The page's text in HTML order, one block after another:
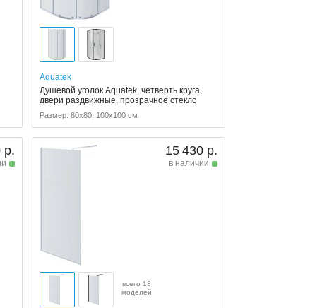
Aquatek
Душевой уголок Aquatek, четверть круга,
двери раздвижные, прозрачное стекло
Размер: 80x80, 100x100 см
р. 15 430 р.
в наличии
всего 13
моделей